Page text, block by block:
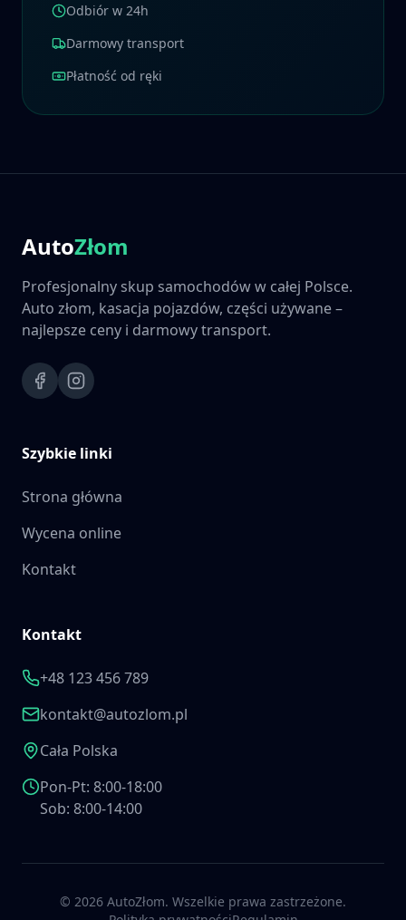
Odbiór w 24h
Darmowy transport
Płatność od ręki
AutoZłom
Profesjonalny skup samochodów w całej Polsce.
Auto złom, kasacja pojazdów, części używane –
najlepsze ceny i darmowy transport.
Szybkie linki
Strona główna
Wycena online
Kontakt
Kontakt
+48 123 456 789
kontakt@autozlom.pl
Cała Polska
Pon-Pt: 8:00-18:00
Sob: 8:00-14:00
© 2026 AutoZłom. Wszelkie prawa zastrzeżone.